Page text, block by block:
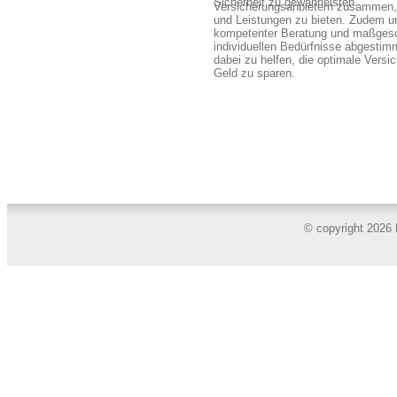
Versicherungsanbietern
und Leistungen zu bieten. Zudem
kompetenter Beratung und
individuellen Bedürfnisse
dabei zu helfen, die optimale
Geld zu sparen.
© copyright 2026